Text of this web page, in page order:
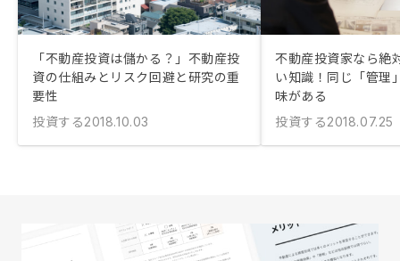
「不動産投資は儲かる？」不動産投
資の仕組みとリスク回避と研究の重
要性
投資する2018.10.03
不動産投資家なら絶
い知識！同じ「管理
味がある
投資する2018.07.25